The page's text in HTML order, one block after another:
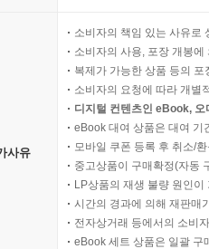
사유
소비자의 책임 있는 사유로
소비자의 사용, 포장 개봉
복제가 가능한 상품 등의
소비자의 요청에 따라 개별
디지털 컨텐츠인 eBook,
eBook 대여 상품은 대여 기
모바일 쿠폰 등록 후 취소/
중고상품이 구매확정(자동
LP상품의 재생 불량 원인
시간의 경과에 의해 재판매
전자상거래 등에서의 소비
eBook 세트 상품은 일괄 구